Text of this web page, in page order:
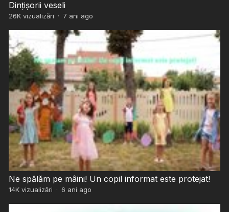
Dințișorii veseli
26Kvizualizări · 7 ani ago
Ne spălăm pe mâini! Un copil informat este protejat!
14Kvizualizări · 6 ani ago